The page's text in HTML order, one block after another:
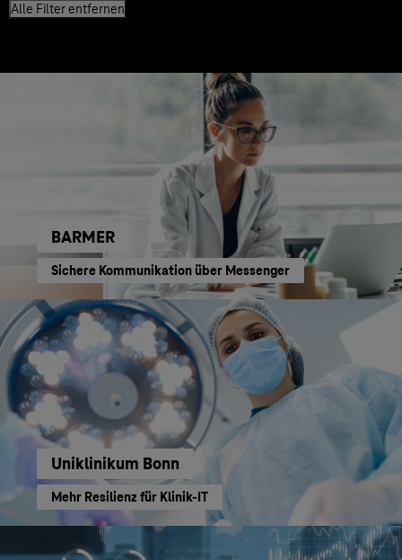
Alle Filter entfernen
BARMER
Sichere Kommunikation über Messenger
Uniklinikum Bonn
Mehr Resilienz für Klinik-IT